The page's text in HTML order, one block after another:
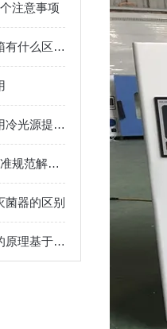
注意事项
真空干燥箱和鼓风干燥箱有什么区别？
冷光源植物培养箱是利用冷光源提供光照的设备
热处理炉温度检测5项标准规范解读一
菌器的区别
多温区智能生化培养箱的原理基于反馈控制系统